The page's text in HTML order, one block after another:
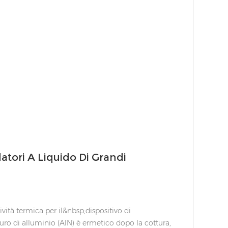
A Liquido Di Grandi
termica per il&nbsp;dispositivo di
di alluminio (AlN) è ermetico dopo la cottura,